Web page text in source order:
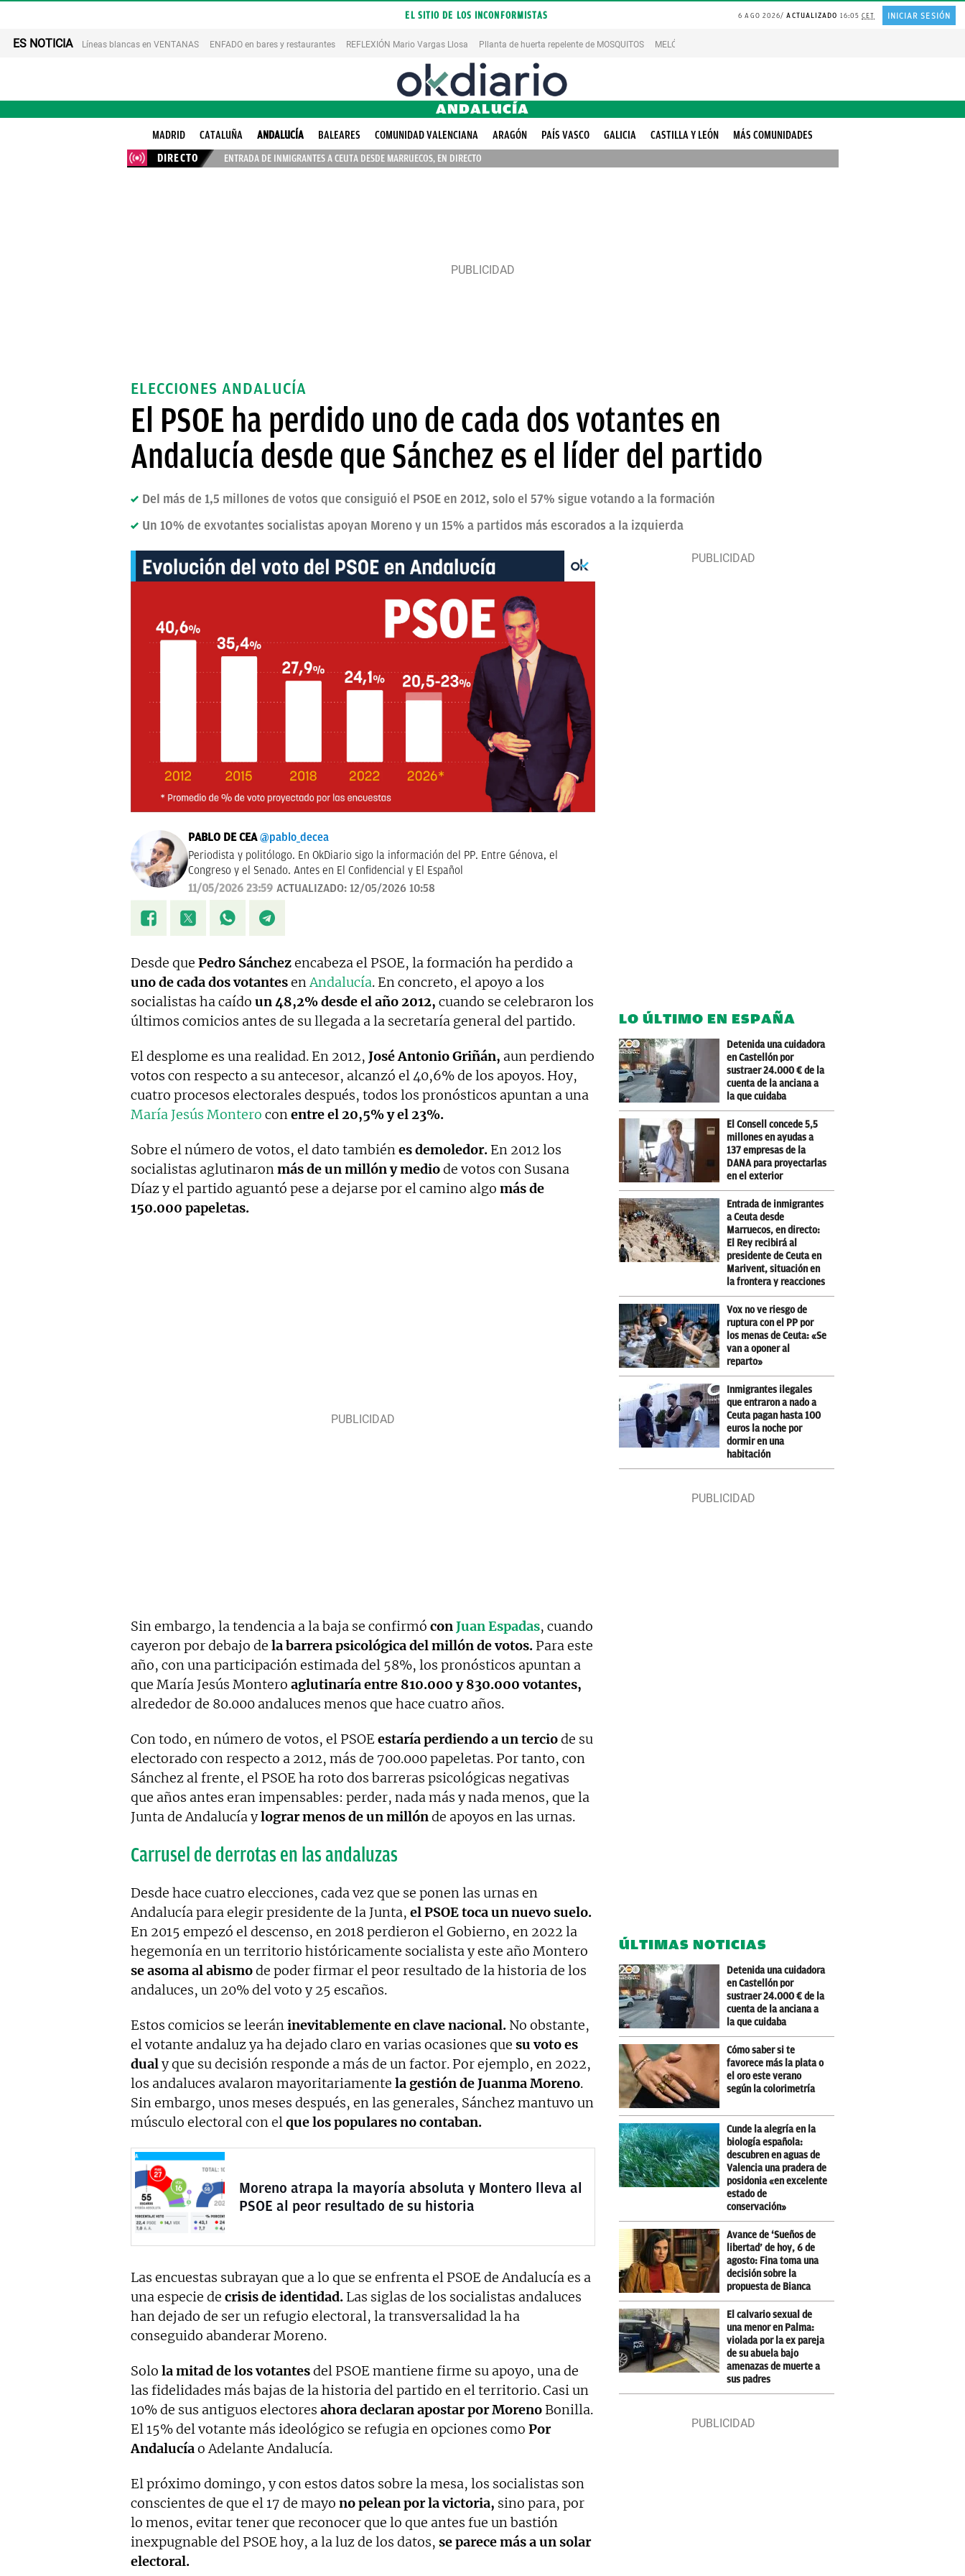
EL SITIO DE LOS INCONFORMISTAS 6 AGO 2026 ACTUALIZADO 16:05CET INICIAR SESIÓN
ES NOTICIA Líneas blancas en VENTANAS ENFADO en bares y restaurantes REFLEXIÓN Mario Vargas Llosa Pllanta de huerta repelente de MOSQUITOS MELÓN en agricultura madrileña
ANDALUCÍA
MADRID CATALUÑA ANDALUCÍA BALEARES COMUNIDAD VALENCIANA ARAGÓN PAÍS VASCO GALICIA CASTILLA Y LEÓN
MÁS COMUNIDADES
DIRECTO
ENTRADA DE INMIGRANTES A CEUTA DESDE MARRUECOS, EN DIRECTO
ELECCIONES ANDALUCÍA
El PSOE ha perdido uno de cada dos votantes en
Andalucía desde que Sánchez es el líder del partido
Del más de 1,5 millones de votos que consiguió el PSOE en 2012, solo el 57% sigue votando a la formación
Un 10% de exvotantes socialistas apoyan Moreno y un 15% a partidos más escorados a la izquierda
PABLO DE CEA @pablo_decea
Periodista y politólogo. En OkDiario sigo la información del PP. Entre Génova, el
Congreso y el Senado. Antes en El Confidencial y El Español
11/05/2026 23:59 ACTUALIZADO: 12/05/2026 10:58
Desde que Pedro Sánchezencabeza el PSOE, la formación ha perdido a
uno de cada dos votantesenAndalucía. En concreto, el apoyo a los
socialistas ha caído un 48,2% desde el año 2012, cuando se celebraron los
últimos comicios antes de su llegada a la secretaría general del partido.
El desplome es una realidad. En 2012, José Antonio Griñán, aun perdiendo
votos con respecto a su antecesor, alcanzó el 40,6% de los apoyos. Hoy,
cuatro procesos electorales después, todos los pronósticos apuntan a una
María Jesús Montero conentre el 20,5% y el 23%.
Sobre el número de votos, el dato tambiénes demoledor. En 2012 los
socialistas aglutinaronmás de un millón y mediode votos con Susana
Díaz y el partido aguantó pese a dejarse por el camino algo más de
150.000 papeletas.
Sin embargo, la tendencia a la baja se confirmó conJuan Espadas, cuando
cayeron por debajo de la barrera psicológica del millón de votos. Para este
año, con una participación estimada del 58%, los pronósticos apuntan a
que María Jesús Montero aglutinaría entre 810.000 y 830.000 votantes,
alrededor de 80.000 andaluces menos que hace cuatro años.
Con todo, en número de votos, el PSOEestaría perdiendo a un terciode su
electorado con respecto a 2012, más de 700.000 papeletas. Por tanto, con
Sánchez al frente, el PSOE ha roto dos barreras psicológicas negativas
que años antes eran impensables: perder, nada más y nada menos, que la
Junta de Andalucía ylograr menos de un millónde apoyos en las urnas.
Carrusel de derrotas en las andaluzas
Desde hace cuatro elecciones, cada vez que se ponen las urnas en
Andalucía para elegir presidente de la Junta, el PSOE toca un nuevo suelo.
En 2015 empezó el descenso, en 2018 perdieron el Gobierno, en 2022 la
hegemonía en un territorio históricamente socialista y este año Montero
se asoma al abismode poder firmar el peor resultado de la historia de los
andaluces, un 20% del voto y 25 escaños.
Estos comicios se leeráninevitablemente en clave nacional. No obstante,
el votante andaluz ya ha dejado claro en varias ocasiones que su voto es
dualy que su decisión responde a más de un factor. Por ejemplo, en 2022,
los andaluces avalaron mayoritariamente la gestión de Juanma Moreno.
Sin embargo, unos meses después, en las generales, Sánchez mantuvo un
músculo electoral con elque los populares no contaban.
Moreno atrapa la mayoría absoluta y Montero lleva al
PSOE al peor resultado de su historia
Las encuestas subrayan que a lo que se enfrenta el PSOE de Andalucía es a
una especie de crisis de identidad. Las siglas de los socialistas andaluces
han dejado de ser un refugio electoral, la transversalidad la ha
conseguido abanderar Moreno.
Solo la mitad de los votantesdel PSOE mantiene firme su apoyo, una de
las fidelidades más bajas de la historia del partido en el territorio. Casi un
10% de sus antiguos electores ahora declaran apostar por Moreno Bonilla.
El 15% del votante más ideológico se refugia en opciones como Por
Andalucíao Adelante Andalucía.
El próximo domingo, y con estos datos sobre la mesa, los socialistas son
conscientes de que el 17 de mayo no pelean por la victoria, sino para, por
lo menos, evitar tener que reconocer que lo que antes fue un bastión
inexpugnable del PSOE hoy, a la luz de los datos, se parece más a un solar
electoral.
LO ÚLTIMO EN ESPAÑA
Detenida una cuidadora
en Castellón por
sustraer 24.000 € de la
cuenta de la anciana a
la que cuidaba
El Consell concede 5,5
millones en ayudas a
137 empresas de la
DANA para proyectarlas
en el exterior
Entrada de inmigrantes
a Ceuta desde
Marruecos, en directo:
El Rey recibirá al
presidente de Ceuta en
Marivent, situación en
la frontera y reacciones
Vox no ve riesgo de
ruptura con el PP por
los menas de Ceuta: «Se
van a oponer al
reparto»
Inmigrantes ilegales
que entraron a nado a
Ceuta pagan hasta 100
euros la noche por
dormir en una
habitación
ÚLTIMAS NOTICIAS
Detenida una cuidadora
en Castellón por
sustraer 24.000 € de la
cuenta de la anciana a
la que cuidaba
Cómo saber si te
favorece más la plata o
el oro este verano
según la colorimetría
Cunde la alegría en la
biología española:
descubren en aguas de
Valencia una pradera de
posidonia «en excelente
estado de
conservación»
Avance de ‘Sueños de
libertad’ de hoy, 6 de
agosto: Fina toma una
decisión sobre la
propuesta de Bianca
El calvario sexual de
una menor en Palma:
violada por la ex pareja
de su abuela bajo
amenazas de muerte a
sus padres